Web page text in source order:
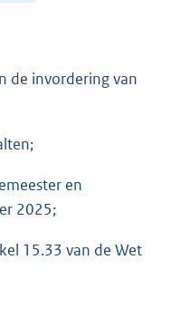
de invordering van
en
2025;
15.33 van de Wet